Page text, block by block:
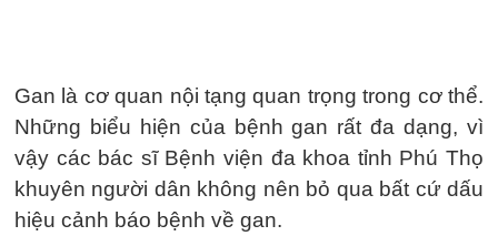
Gan là cơ quan nội tạng quan trọng trong cơ thể.
Những biểu hiện của bệnh gan rất đa dạng, vì
vậy các bác sĩ Bệnh viện đa khoa tỉnh Phú Thọ
khuyên người dân không nên bỏ qua bất cứ dấu
hiệu cảnh báo bệnh về gan.